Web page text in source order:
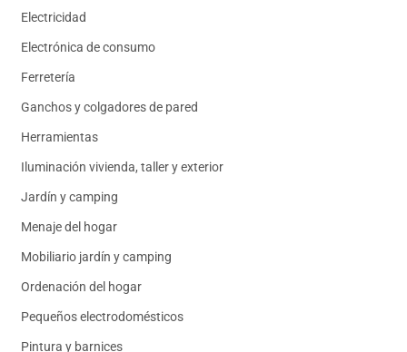
Electricidad
Electrónica de consumo
Ferretería
Ganchos y colgadores de pared
Herramientas
Iluminación vivienda, taller y exterior
Jardín y camping
Menaje del hogar
Mobiliario jardín y camping
Ordenación del hogar
Pequeños electrodomésticos
Pintura y barnices